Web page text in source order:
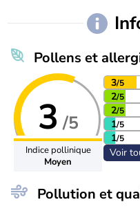
Pollens et
3 /5
Indice pollinique
Moyen
3/5
2/5
2/5
1/5
1/5
Voir
Pollution et